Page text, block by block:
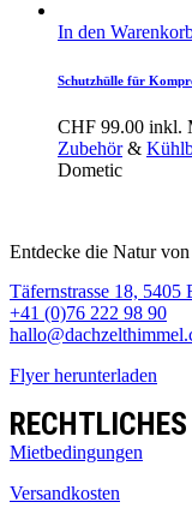
In den
Schutzhülle für
CHF 99.00 inkl.
Zubehör&
Dometic
Entdecke die Natur
Täfernstrasse 18, 5405
+41 (0)76 222 98 90
Flyer herunterladen
RECHTLICHES
Mietbedingungen
Versandkosten